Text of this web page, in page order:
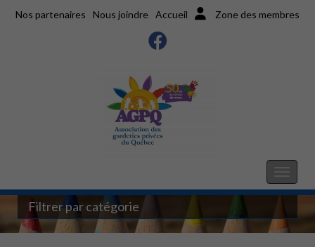
Nos partenaires Nous joindre Accueil Zone des membres
Filtrer par catégorie